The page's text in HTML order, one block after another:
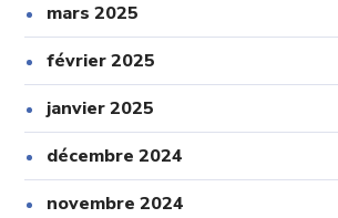
mars 2025
février 2025
janvier 2025
décembre 2024
novembre 2024